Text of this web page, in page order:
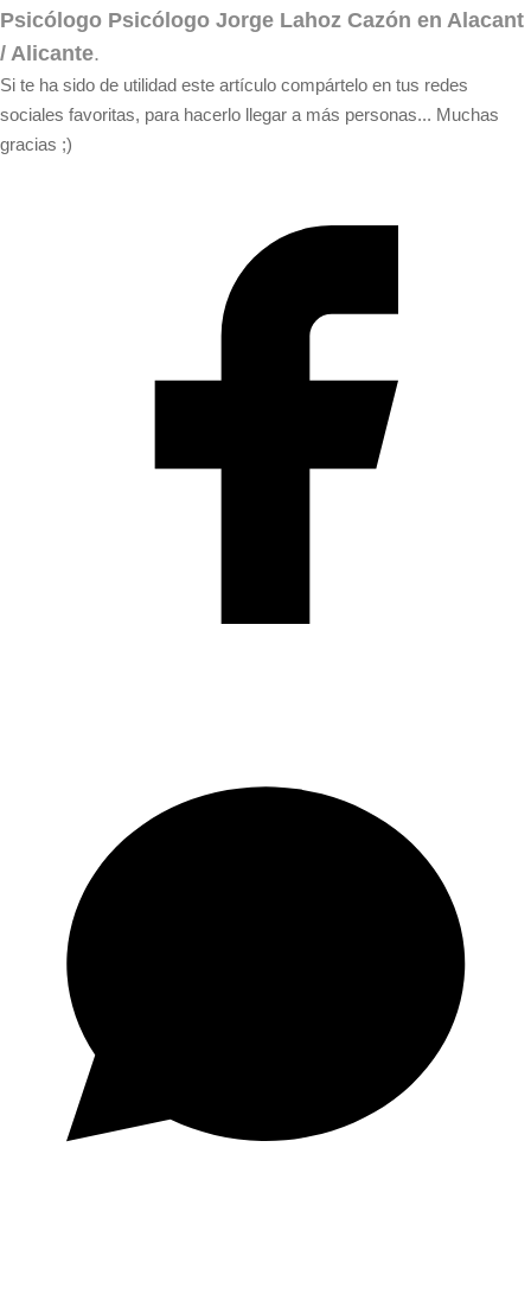
Psicólogo Psicólogo Jorge Lahoz Cazón en Alacant
/ Alicante.
Si te ha sido de utilidad este artículo compártelo en tus redes
sociales favoritas, para hacerlo llegar a más personas... Muchas
gracias ;)